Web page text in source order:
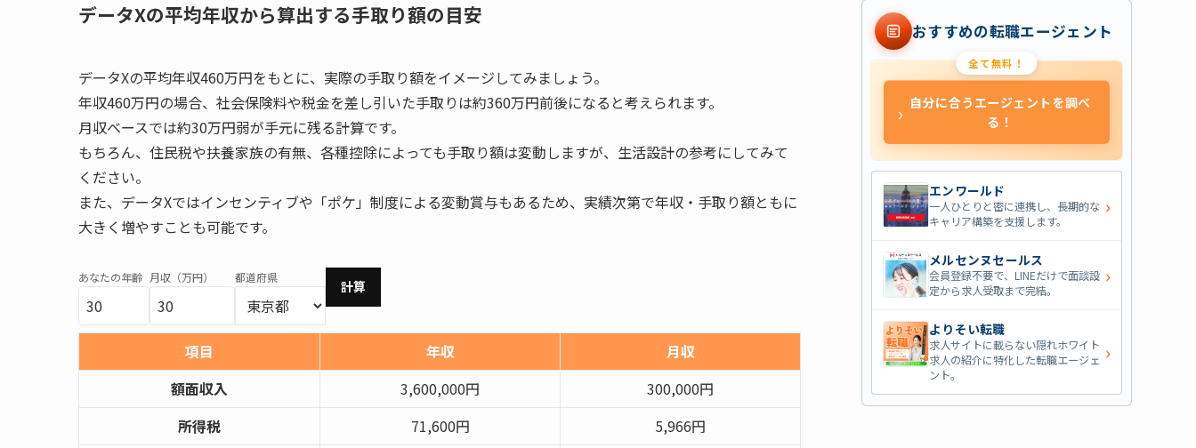
データXの平均年収から算出する手取り額の目安
データXの平均年収460万円をもとに、実際の手取り額をイメージしてみましょう。
年収460万円の場合、社会保険料や税金を差し引いた手取りは約360万円前後になると考えられます。
月収ベースでは約30万円弱が手元に残る計算です。
もちろん、住民税や扶養家族の有無、各種控除によっても手取り額は変動しますが、生活設計の参考にしてみて
ください。
また、データXではインセンティブや「ポケ」制度による変動賞与もあるため、実績次第で年収・手取り額ともに
大きく増やすことも可能です。
あなたの年齢 月収（万円） 都道府県
計算
項目 年収
月収
額面収入
3,600,000円
300,000円
所得税
71,600円 5,966円
おすすめの転職エージェント
全て無料！
› 自分に合うエージェントを調べ
る！
エンワールド
一人ひとりと密に連携し、長期的な
キャリア構築を支援します。
›
メルセンヌセールス
会員登録不要で、LINEだけで面談設
定から求人受取まで完結。
›
よりそい転職
求人サイトに載らない隠れホワイト
求人の紹介に特化した転職エージェ
ント。
›